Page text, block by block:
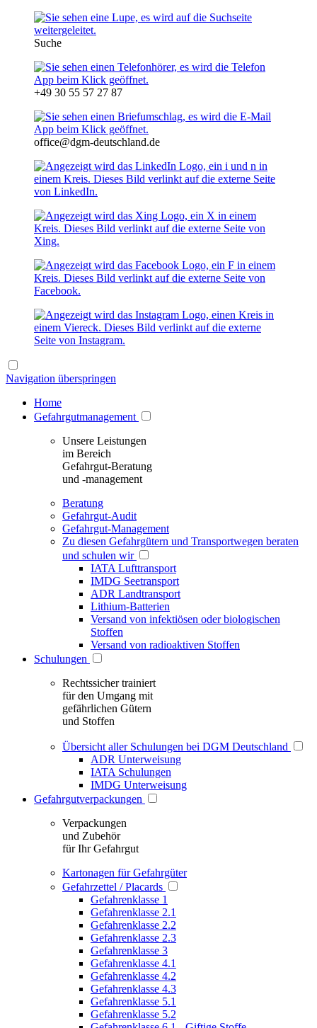
Suche
+49 30 55 57 27 87
office@dgm-deutschland.de
Navigation überspringen
Home
Gefahrgutmanagement
Unsere Leistungen
im Bereich
Gefahrgut-Beratung
und -management
Beratung
Gefahrgut-Audit
Gefahrgut-Management
Zu diesen Gefahrgütern und Transportwegen beraten
und schulen wir
IATA Lufttransport
IMDG Seetransport
ADR Landtransport
Lithium-Batterien
Versand von infektiösen oder biologischen
Stoffen
Versand von radioaktiven Stoffen
Schulungen
Rechtssicher trainiert
für den Umgang mit
gefährlichen Gütern
und Stoffen
Übersicht aller Schulungen bei DGM Deutschland
ADR Unterweisung
IATA Schulungen
IMDG Unterweisung
Gefahrgutverpackungen
Verpackungen
und Zubehör
für Ihr Gefahrgut
Kartonagen für Gefahrgüter
Gefahrzettel / Placards
Gefahrenklasse 1
Gefahrenklasse 2.1
Gefahrenklasse 2.2
Gefahrenklasse 2.3
Gefahrenklasse 3
Gefahrenklasse 4.1
Gefahrenklasse 4.2
Gefahrenklasse 4.3
Gefahrenklasse 5.1
Gefahrenklasse 5.2